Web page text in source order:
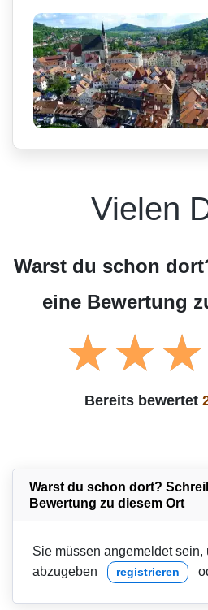
Vielen
Warst du schon
eine Bewertung
Bereits bewertet
Warst du schon dort?
Bewertung zu diesem Ort
Sie müssen angemeldet sein,
abzugeben
registrieren